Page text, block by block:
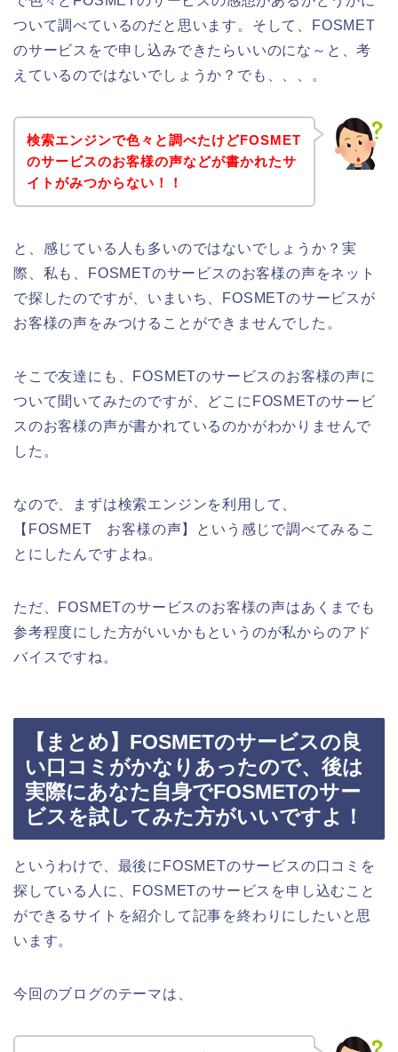
ついて調べているのだと思います。そして、FOSMET
のサービスをで申し込みできたらいいのにな～と、考
えているのではないでしょうか？でも、、、。
検索エンジンで色々と調べたけどFOSMET
のサービスのお客様の声などが書かれたサ
イトがみつからない！！
と、感じている人も多いのではないでしょうか？実
際、私も、FOSMETのサービスのお客様の声をネット
で探したのですが、いまいち、FOSMETのサービスが
お客様の声をみつけることができませんでした。
そこで友達にも、FOSMETのサービスのお客様の声に
ついて聞いてみたのですが、どこにFOSMETのサービ
スのお客様の声が書かれているのかがわかりませんで
した。
なので、まずは検索エンジンを利用して、
【FOSMET お客様の声】という感じで調べてみるこ
とにしたんですよね。
ただ、FOSMETのサービスのお客様の声はあくまでも
参考程度にした方がいいかもというのが私からのアド
バイスですね。
【まとめ】FOSMETのサービスの良
い口コミがかなりあったので、後は
実際にあなた自身でFOSMETのサー
ビスを試してみた方がいいですよ！
というわけで、最後にFOSMETのサービスの口コミを
探している人に、FOSMETのサービスを申し込むこと
ができるサイトを紹介して記事を終わりにしたいと思
います。
今回のブログのテーマは、